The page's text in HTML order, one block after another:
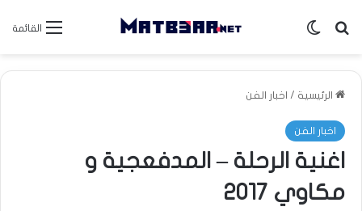
القائمة بحث عنالوضع المظلم
الرئيسية / اخبار الفن
اخبار الفن
اغنية الرحلة – المدفعجية و
مكاوي 2017